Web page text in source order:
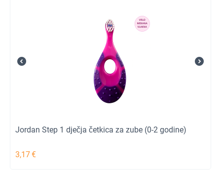
Jordan Step 1 dječja četkica za zube (0-2 godine)
3,17€